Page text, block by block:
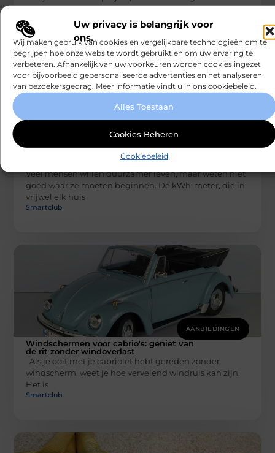
Uw privacy is belangrijk voor
ons.
Wij maken gebruik van cookies en vergelijkbare technologieën om te
begrijpen hoe onze website wordt gebruikt en om uw ervaring te
verbeteren. Afhankelijk van uw voorkeuren worden cookies ingezet
voor bijvoorbeeld gepersonaliseerde advertenties en het analyseren
van bezoekersgedrag. Meer informatie vindt u in ons cookiebeleid.
Alles Toestaan
Cookies Beheren
Cookiebeleid
onmisbaar hulpmiddel.
Smartclub
Je kWh-meter als startpunt voor
Veel mensen willen duurzamer leven, maar weten niet
goed waar ze moeten beginnen. De kWh-meter, die in
vrijwel elk huis
Smartclub
AANBIEDINGEN
Windschermen voor cabrio's: geniet van
de rit zonder windoverlast
Als je ooit met je cabriolet hebt gereden zonder
windscherm, weet je hoe vervelend windruis kan zijn.
Het is
Smartclub